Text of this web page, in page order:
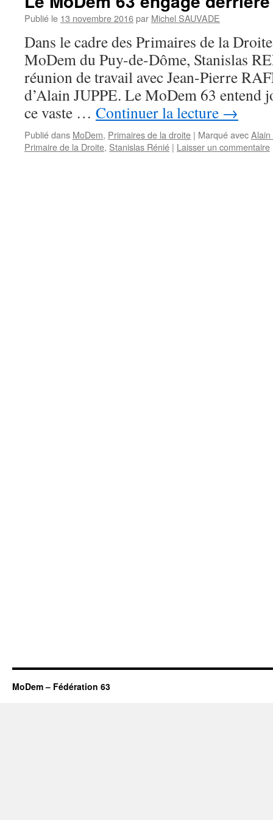
Publié le 13 novembre 2016par Michel SAUVADE
Dans le cadre des Primaires de la
MoDem du Puy-de-Dôme, Stanislas
réunion de travail avec Jean-Pierre
d’Alain JUPPE. Le MoDem 63 entend
ce vaste … Continuer la lecture →
Publié dans MoDem, Primaires de la droite | Marqué avecAlain
Primaire de la Droite, Stanislas Rénié | Laisser un commentaire
MoDem – Fédération 63